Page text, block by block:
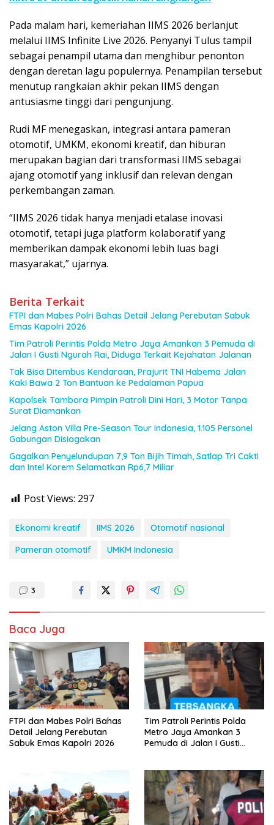
Pada malam hari, kemeriahan IIMS 2026 berlanjut
melalui IIMS Infinite Live 2026. Penyanyi Tulus tampil
sebagai penampil utama dan menghibur penonton
dengan deretan lagu populernya. Penampilan tersebut
menutup rangkaian akhir pekan IIMS dengan
antusiasme tinggi dari pengunjung.
Rudi MF menegaskan, integrasi antara pameran
otomotif, UMKM, ekonomi kreatif, dan hiburan
merupakan bagian dari transformasi IIMS sebagai
ajang otomotif yang inklusif dan relevan dengan
perkembangan zaman.
“IIMS 2026 tidak hanya menjadi etalase inovasi
otomotif, tetapi juga platform kolaboratif yang
memberikan dampak ekonomi lebih luas bagi
masyarakat,” ujarnya.
Berita Terkait
FTPI dan Mabes Polri Bahas Detail Jelang Perebutan Sabuk
Emas Kapolri 2026
Tim Patroli Perintis Polda Metro Jaya Amankan 3 Pemuda di
Jalan I Gusti Ngurah Rai, Diduga Terkait Kejahatan Jalanan
Tak Bisa Ditembus Kendaraan, Prajurit TNI Habema Jalan
Kaki Bawa 2 Ton Bantuan ke Pedalaman Papua
Kapolsek Tambora Pimpin Patroli Dini Hari, 3 Motor Tanpa
Surat Diamankan
Jelang Aston Villa Pre-Season Tour Indonesia, 1.105 Personel
Gabungan Disiagakan
Gagalkan Penyelundupan 7,9 Ton Bijih Timah, Satlap Tri Cakti
dan Intel Korem Selamatkan Rp6,7 Miliar
Post Views: 297
Ekonomi kreatif IIMS 2026
Otomotif nasional
Pameran otomotif
UMKM Indonesia
3
Baca Juga
FTPI dan Mabes Polri Bahas
Detail Jelang Perebutan
Sabuk Emas Kapolri 2026
Tim Patroli Perintis Polda
Metro Jaya Amankan 3
Pemuda di Jalan I Gusti